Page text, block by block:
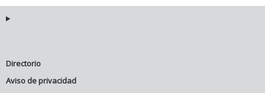
Directorio
Aviso de privacidad